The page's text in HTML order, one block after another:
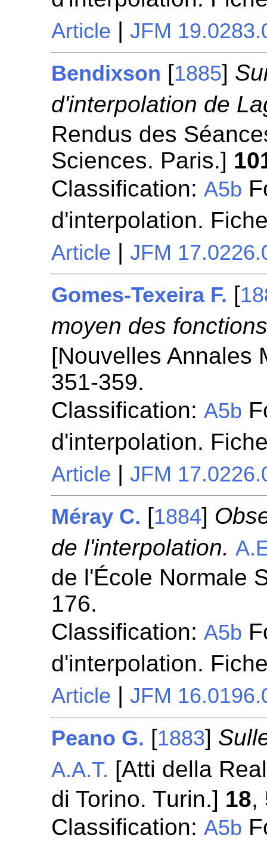
Article |JFM
Bendixson [1885]
d'interpolation de
Rendus des
Sciences. Paris.]
Classification:A5b
d'interpolation.
Article |JFM
Gomes-Texeira F. [
moyen des
[Nouvelles Annales
351-359.
Classification:A5b
d'interpolation.
Article |JFM
Méray C. [1884]
de l'interpolation.
de l'École Normale
176.
Classification:A5b
d'interpolation.
Article |JFM
Peano G. [1883]
A.A.T. [Atti della
di Torino. Turin.] 18,
Classification:A5b